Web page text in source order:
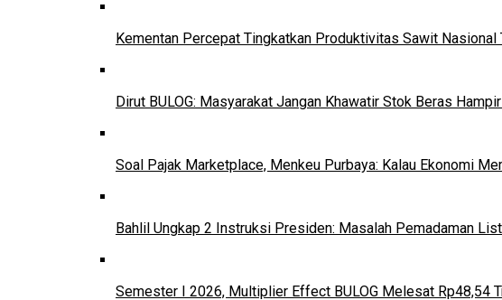
Kementan Percepat Tingkatkan Produktivitas Sawit Nasional
Dirut BULOG: Masyarakat Jangan Khawatir Stok Beras
Soal Pajak Marketplace, Menkeu Purbaya: Kalau Ekonomi
Bahlil Ungkap 2 Instruksi Presiden: Masalah Pemadaman
Semester I 2026, Multiplier Effect BULOG Melesat Rp48,54